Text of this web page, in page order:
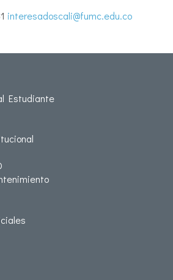
interesadoscali@fumc.edu.co
Estudiante